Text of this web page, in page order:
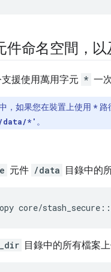
件命名空間，
援使用萬用字元 * 一
，如果您在裝置上使用 * 路
*' 。
元件 /data 目錄中的
目錄中的所有檔案